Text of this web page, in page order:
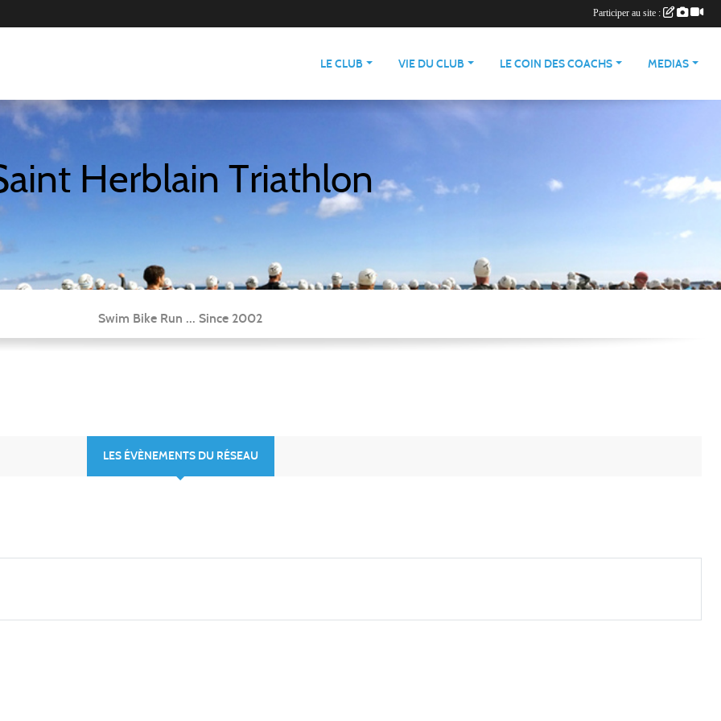
LE CLUB VIE DU CLUB LE COIN DES COACHS MEDIAS
Herblain Triathlon
Swim Bike Run ... Since 2002
LES ÉVÈNEMENTS DU RÉSEAU
Participer au site :